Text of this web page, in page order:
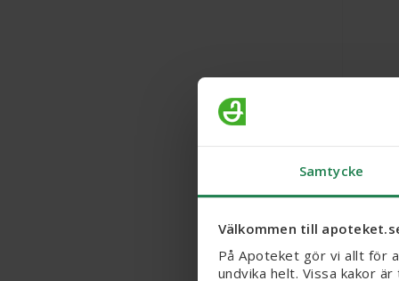
Samtycke
Välkommen till
På Apoteket gör vi allt för
undvika helt. Vissa kakor
By